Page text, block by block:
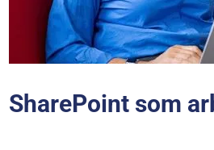
SharePoint som